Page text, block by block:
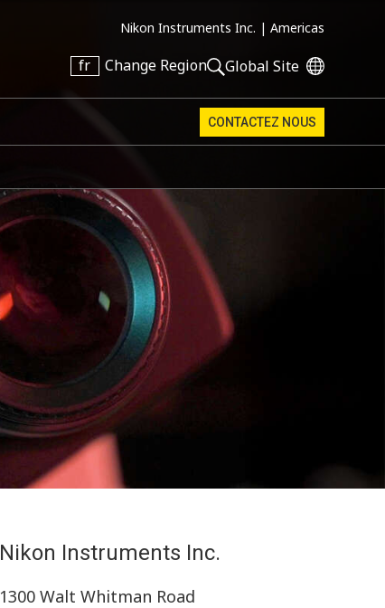
Nikon Instruments Inc. | Americas
fr Change Region Global Site
CONTACTEZ NOUS
Nikon Instruments Inc.
1300 Walt Whitman Road